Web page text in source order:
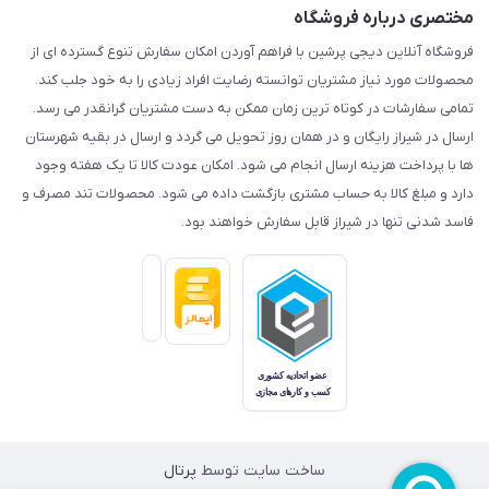
مختصری درباره فروشگاه
فروشگاه آنلاین دیجی پرشین با فراهم آوردن امکان سفارش تنوع گسترده ای از
محصولات مورد نیاز مشتریان توانسته رضایت افراد زیادی را به خود جلب کند.
تمامی سفارشات در کوتاه ترین زمان ممکن به دست مشتریان گرانقدر می رسد.
ارسال در شیراز رایگان و در همان روز تحویل می گردد و ارسال در بقیه شهرستان
ها با پرداخت هزینه ارسال انجام می شود. امکان عودت کالا تا یک هفته وجود
دارد و مبلغ کالا به حساب مشتری بازگشت داده می شود. محصولات تند مصرف و
فاسد شدنی تنها در شیراز قابل سفارش خواهند بود.
ساخت سایت توسط پرتال